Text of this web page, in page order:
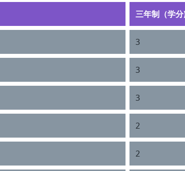
三年制（学
3
3
3
2
2